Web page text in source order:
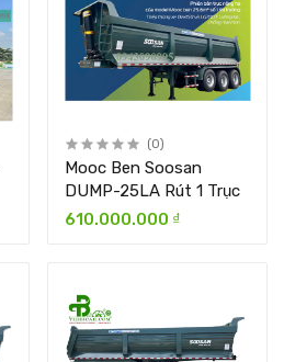
(0)
Mooc Ben Soosan
DUMP-25LA Rút 1 Trục
610.000.000 ₫